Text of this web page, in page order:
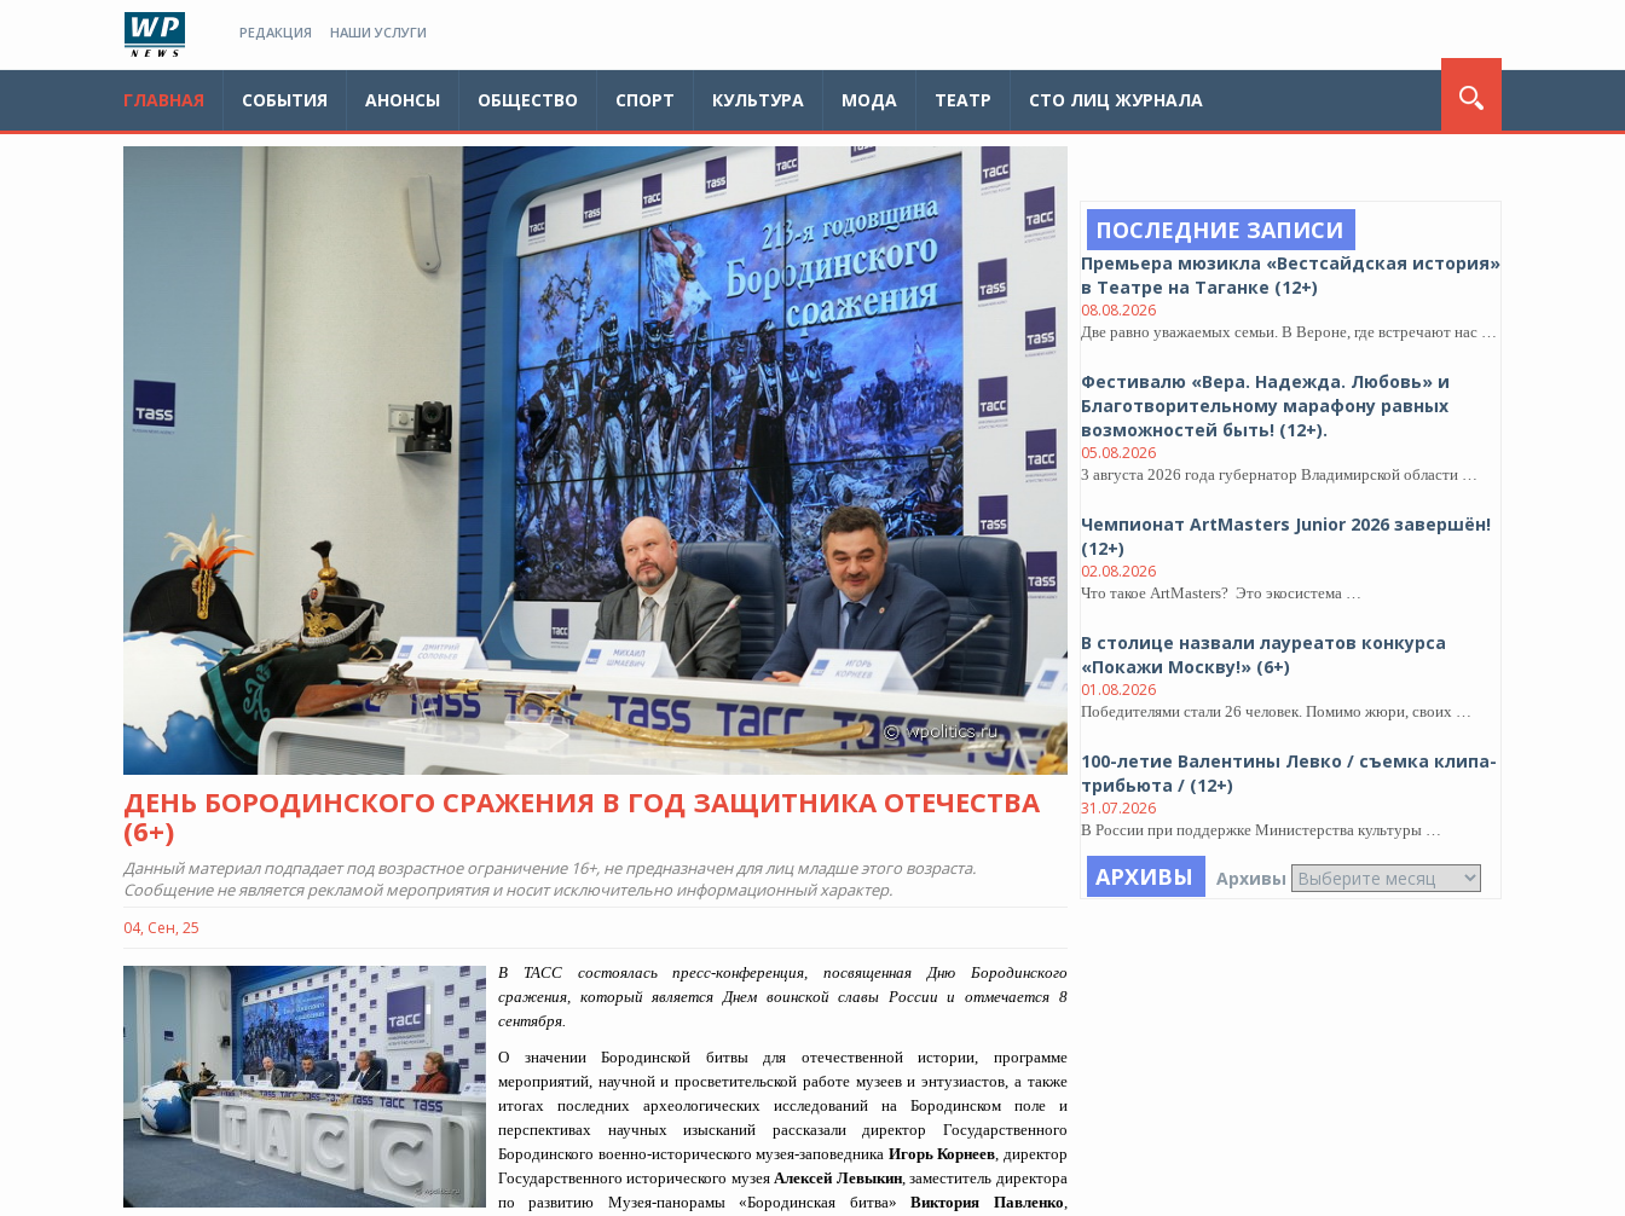
РЕДАКЦИЯ НАШИ УСЛУГИ
ГЛАВНАЯ СОБЫТИЯ АНОНСЫ ОБЩЕСТВО СПОРТ КУЛЬТУРА МОДА ТЕАТР СТО ЛИЦ ЖУРНАЛА
ДЕНЬ БОРОДИНСКОГО СРАЖЕНИЯ В ГОД ЗАЩИТНИКА ОТЕЧЕСТВА
(6+)
Данный материал подпадает под возрастное ограничение 16+, не предназначен для лиц младше этого возраста.
Сообщение не является рекламой мероприятия и носит исключительно информационный характер.
04, Сен, 25
В ТАСС состоялась пресс-конференция, посвященная Дню Бородинского
сражения, который является Днем воинской славы России и отмечается 8
сентября.
О значении Бородинской битвы для отечественной истории, программе
мероприятий, научной и просветительской работе музеев и энтузиастов, а также
итогах последних археологических исследований на Бородинском поле и
перспективах научных изысканий рассказали директор Государственного
Бородинского военно-исторического музея-заповедника Игорь Корнеев, директор
Государственного исторического музеяАлексей Левыкин, заместитель директора
по развитию Музея-панорамы «Бородинская битва»Виктория Павленко,
ПОСЛЕДНИЕ ЗАПИСИ
Премьера мюзикла «Вестсайдская история»
в Театре на Таганке (12+)
08.08.2026
Две равно уважаемых семьи. В Вероне, где встречают нас …
Фестивалю «Вера. Надежда. Любовь» и
Благотворительному марафону равных
возможностей быть! (12+).
05.08.2026
3 августа 2026 года губернатор Владимирской области …
Чемпионат ArtMasters Junior 2026 завершён!
(12+)
02.08.2026
Что такое ArtMasters? Это экосистема …
В столице назвали лауреатов конкурса
«Покажи Москву!» (6+)
01.08.2026
Победителями стали 26 человек. Помимо жюри, своих …
100-летие Валентины Левко / съемка клипа-
трибьюта / (12+)
31.07.2026
В России при поддержке Министерства культуры …
АРХИВЫ Архивы